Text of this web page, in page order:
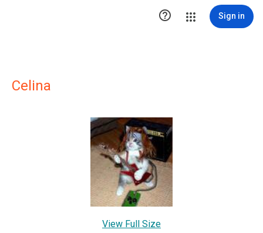
 Sign in
Celina
View Full Size